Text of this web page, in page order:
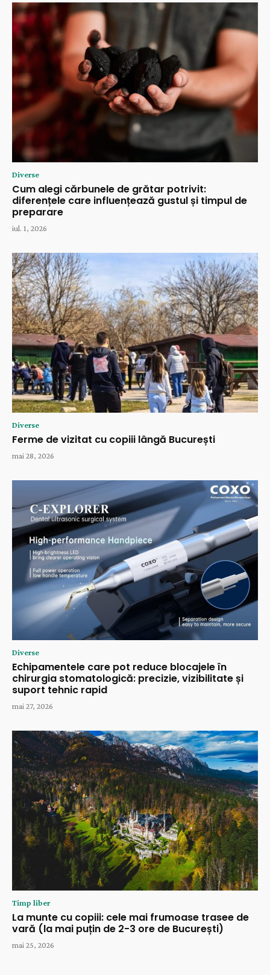
Diverse
Cum alegi cărbunele de grătar potrivit:
diferențele care influențează gustul și timpul de
preparare
iul. 1, 2026
Diverse
Ferme de vizitat cu copiii lângă București
mai 28, 2026
Diverse
Echipamentele care pot reduce blocajele în
chirurgia stomatologică: precizie, vizibilitate și
suport tehnic rapid
mai 27, 2026
Timp liber
La munte cu copiii: cele mai frumoase trasee de
vară (la mai puțin de 2-3 ore de București)
mai 25, 2026